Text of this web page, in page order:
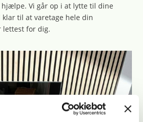
hjælpe. Vi går op i at lytte til dine
klar til at varetage hele din
lettest for dig.